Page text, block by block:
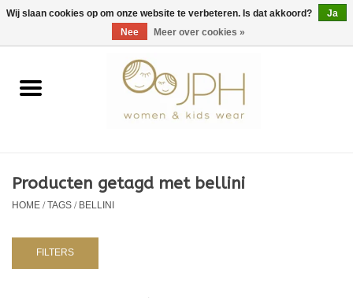
EUR/GBP/USD 0 Artikelen - €0,00
Home
Kids
Producten getagd met bellini
HOME/TAGS/BELLINI
FILTERS
Wij slaan cookies op om onze website te verbeteren. Is dat akkoord?
Ja
Nee
Meer over cookies »